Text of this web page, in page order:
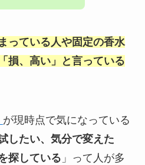
っている人や固定の香水
損、高い」と言っている
が現時点で気になっている
したい、気分で変えた
探している 」って人が多